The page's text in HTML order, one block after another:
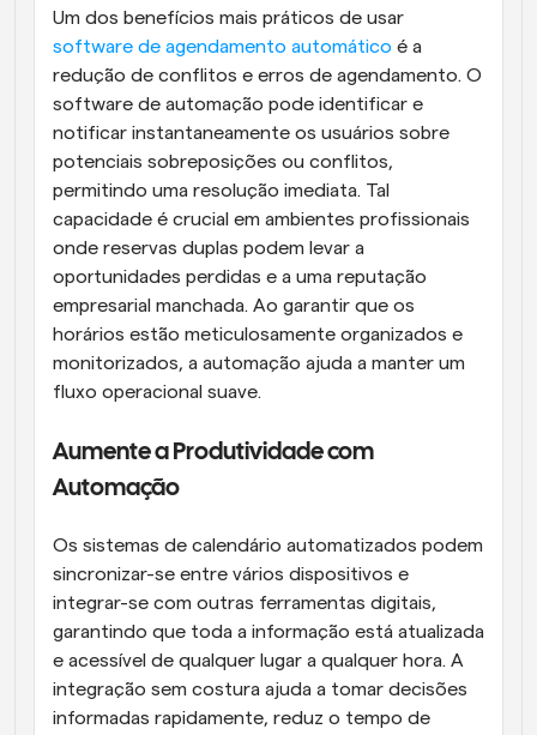
software de agendamento automático é a
redução de conflitos e erros de agendamento. O
software de automação pode identificar e
notificar instantaneamente os usuários sobre
potenciais sobreposições ou conflitos,
permitindo uma resolução imediata. Tal
capacidade é crucial em ambientes profissionais
onde reservas duplas podem levar a
oportunidades perdidas e a uma reputação
empresarial manchada. Ao garantir que os
horários estão meticulosamente organizados e
monitorizados, a automação ajuda a manter um
fluxo operacional suave.
Aumente a Produtividade com
Automação
Os sistemas de calendário automatizados podem
sincronizar-se entre vários dispositivos e
integrar-se com outras ferramentas digitais,
garantindo que toda a informação está atualizada
e acessível de qualquer lugar a qualquer hora. A
integração sem costura ajuda a tomar decisões
informadas rapidamente, reduz o tempo de